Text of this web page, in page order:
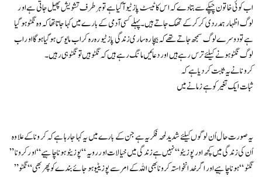
اب کوئی خاتون چپکے سے بتا دے کہ اس کا ٹیسٹ پازٹیو آ گیا ہے تو ہر طرف تشویش پھیل جاتی ہے اور
لوگ اظہار ہمدردی کر کر کے تھک جاتے ہیں۔ پہلےکسی آدمی کے بارے میں کہا جاتا تھا کہ وہ نگٹو ہو گیا
ہے تو دوسرے لوگ سمجھ جاتے تھے کہ بیچارہ ساری زندگی پازٹیو رہ رہ کر اب مایوس ہو گیا ہو گا اوراب
لوگ نگٹو ہونے کیلئے ترس رہے ہیں اور دعائیں مانگ رہے ہیں کہ نگٹو ہیں تو نگٹو ہی رہیں۔
کرونا نے یہ ثابت کر دیا ہے کہ
ثبات ایک تغیر کو ہے زمانے میں
یہ صورت حال اُن لوگوں کیلئے شدید لمحہ فکریہ ہے جن کے بارے میں یہ کہا جا رہا ہے کہ کرونا کےعلاوہ
اُن کی زندگی میں کچھ اور پوزیٹو“ نہیں ہےزندگی میں خیالات اور رویہ “پوزیٹو ہونا چاہیے “اور کرونا”
نگٹو “ہونا چاہیے اور اگر خدانخواستہ کرونابھی اللہ کے امر سے پوزیٹیو ہو جائے بندے کو پھربھی “نگٹو”